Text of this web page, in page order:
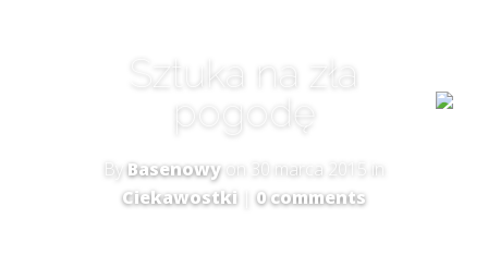
Sztuka na zła
pogodę
ByBasenowyon 30 marca 2015 in
Ciekawostki|0 comments